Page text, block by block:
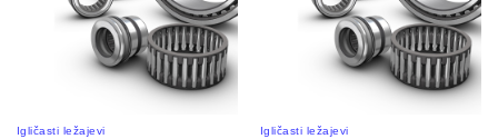
Igličasti ležajevi Igličasti ležajevi